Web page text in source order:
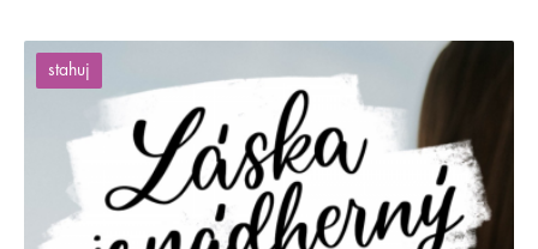
stahuj